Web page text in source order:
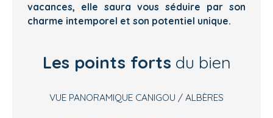
vacances, elle saura vous séduire par son
charme intemporel et son potentiel unique.
Les points forts du bien
VUE PANORAMIQUE CANIGOU / ALBÈRES